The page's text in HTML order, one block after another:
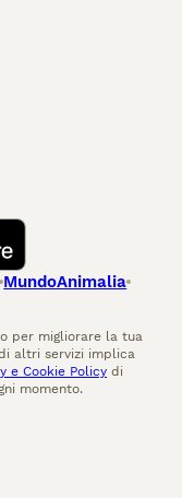
MundoAnimalia
per migliorare la tua
altri servizi implica
e Cookie Policy di
momento.